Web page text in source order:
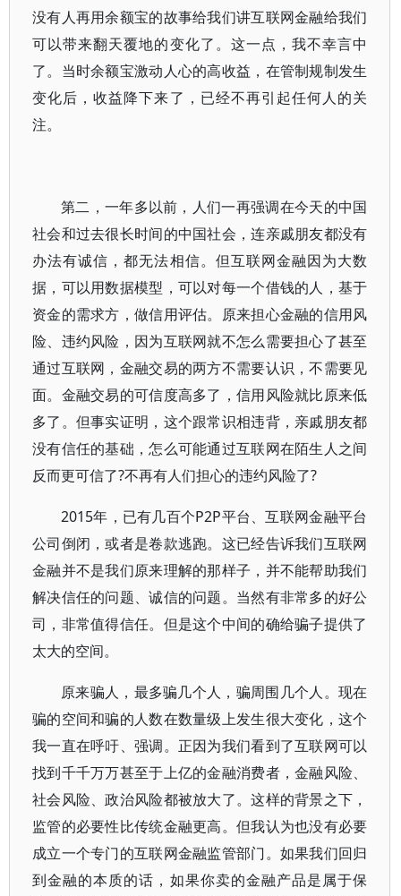
没有人再用余额宝的故事给我们讲互联网金融给我们
可以带来翻天覆地的变化了。这一点，我不幸言中
了。当时余额宝激动人心的高收益，在管制规制发生
变化后，收益降下来了，已经不再引起任何人的关
注。
第二，一年多以前，人们一再强调在今天的中国
社会和过去很长时间的中国社会，连亲戚朋友都没有
办法有诚信，都无法相信。但互联网金融因为大数
据，可以用数据模型，可以对每一个借钱的人，基于
资金的需求方，做信用评估。原来担心金融的信用风
险、违约风险，因为互联网就不怎么需要担心了甚至
通过互联网，金融交易的两方不需要认识，不需要见
面。金融交易的可信度高多了，信用风险就比原来低
多了。但事实证明，这个跟常识相违背，亲戚朋友都
没有信任的基础，怎么可能通过互联网在陌生人之间
反而更可信了?不再有人们担心的违约风险了?
2015年，已有几百个P2P平台、互联网金融平台
公司倒闭，或者是卷款逃跑。这已经告诉我们互联网
金融并不是我们原来理解的那样子，并不能帮助我们
解决信任的问题、诚信的问题。当然有非常多的好公
司，非常值得信任。但是这个中间的确给骗子提供了
太大的空间。
原来骗人，最多骗几个人，骗周围几个人。现在
骗的空间和骗的人数在数量级上发生很大变化，这个
我一直在呼吁、强调。正因为我们看到了互联网可以
找到千千万万甚至于上亿的金融消费者，金融风险、
社会风险、政治风险都被放大了。这样的背景之下，
监管的必要性比传统金融更高。但我认为也没有必要
成立一个专门的互联网金融监管部门。如果我们回归
到金融的本质的话，如果你卖的金融产品是属于保